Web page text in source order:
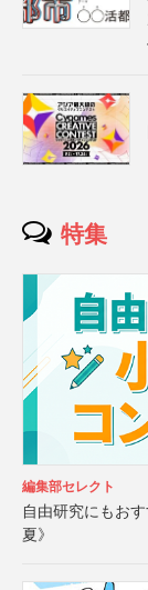
特集
編集部セレクト
自由研究にもお
夏》